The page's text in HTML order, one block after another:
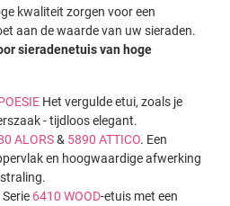
kwaliteit zorgen voor een
aan de waarde van uw sieraden.
sieradenetuis van hoge
Het vergulde etui, zoals je
- tijdloos elegant.
ALORS& 5890 ATTICO. Een
en hoogwaardige afwerking
Serie 6410 WOOD-etuis met een